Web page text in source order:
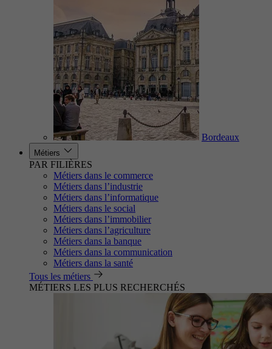
Bordeaux
Métiers
PAR FILIÈRES
Métiers dans le commerce
Métiers dans l’industrie
Métiers dans l’informatique
Métiers dans le social
Métiers dans l’immobilier
Métiers dans l’agriculture
Métiers dans la banque
Métiers dans la communication
Métiers dans la santé
Tous les métiers
MÉTIERS LES PLUS RECHERCHÉS